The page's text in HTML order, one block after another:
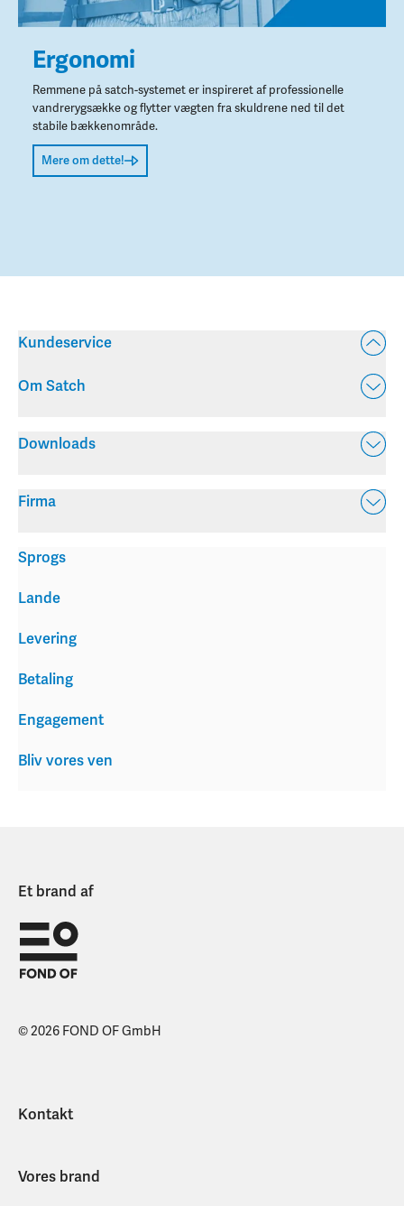
Ergonomi
Remmene på satch-systemet er inspireret af professionelle
vandrerygsække og flytter vægten fra skuldrene ned til det
stabile bækkenområde.
Mere om dette!
Kundeservice
Om Satch
Downloads
Firma
Levering
Betaling
Engagement
Bliv vores ven
Sprogs
Lande
Et brand af
© 2026 FOND OF GmbH
Kontakt
Vores brand